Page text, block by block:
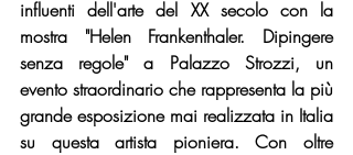
influenti dell'arte del XX secolo con la
mostra "Helen Frankenthaler. Dipingere
senza regole" a Palazzo Strozzi, un
evento straordinario che rappresenta la più
grande esposizione mai realizzata in Italia
su questa artista pioniera. Con oltre